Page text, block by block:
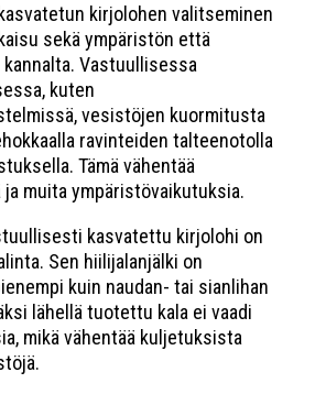
kirjolohen valitseminen
sekä ympäristön että
Vastuullisessa
kuten
vesistöjen kuormitusta
ravinteiden talteenotolla
Tämä vähentää
muita ympäristövaikutuksia.
kasvatettu kirjolohi on
Sen hiilijalanjälki on
kuin naudan- tai sianlihan
lähellä tuotettu kala ei vaadi
mikä vähentää kuljetuksista